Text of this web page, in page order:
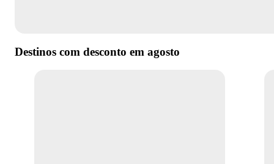
Destinos com desconto em agosto